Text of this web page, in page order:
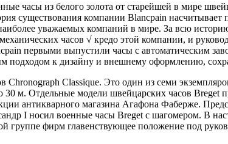
часы из белого золота от старейшей в мире
существования компании Blancpain
уважаемых компаний в мире. За всю
часов √ кредо этой компании, и
первыми выпустили часы с автоматическим
подходом к дизайну и внешнему оформлению,
Chronograph Classique. Это один из семи
м. Отдельные модели швейцарских часов Breget
антикварного магазина Агафона Фаберже.
I носил военные часы Breget с шагомером. В
группе фирм главенствующее положение под